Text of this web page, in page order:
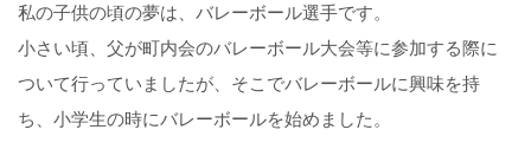
私の子供の頃の夢は、バレーボール選手です。
小さい頃、父が町内会のバレーボール大会等に参加する際に
ついて行っていましたが、そこでバレーボールに興味を持
ち、小学生の時にバレーボールを始めました。